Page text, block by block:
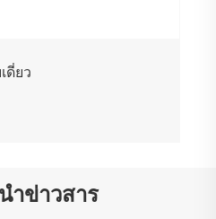
ดี่ยว
ำข่าวสาร